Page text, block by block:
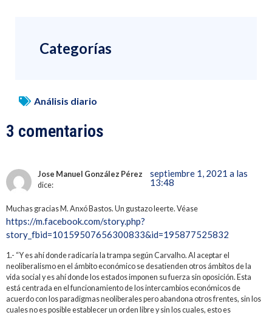
Categorías
Análisis diario
3 comentarios
Jose Manuel González Pérez
dice:
septiembre 1, 2021 a las
13:48
Muchas gracias M. Anxó Bastos. Un gustazo leerte. Véase
https://m.facebook.com/story.php?
story_fbid=10159507656300833&id=195877525832
1.- “Y es ahí donde radicaría la trampa según Carvalho. Al aceptar el
neoliberalismo en el ámbito económico se desatienden otros ámbitos de la
vida social y es ahí donde los estados imponen su fuerza sin oposición. Esta
está centrada en el funcionamiento de los intercambios económicos de
acuerdo con los paradigmas neoliberales pero abandona otros frentes, sin los
cuales no es posible establecer un orden libre y sin los cuales, esto es